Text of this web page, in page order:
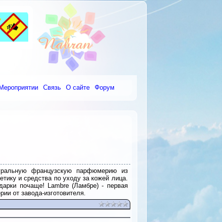
Связь О сайте Форум
французскую парфюмерию из
и средства по уходу за кожей лица.
почаще! Lambre (Ламбре) - первая
от завода-изготовителя.